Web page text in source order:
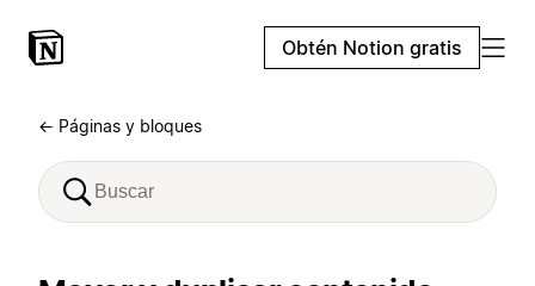
Obtén Notion gratis
← Páginas y bloques